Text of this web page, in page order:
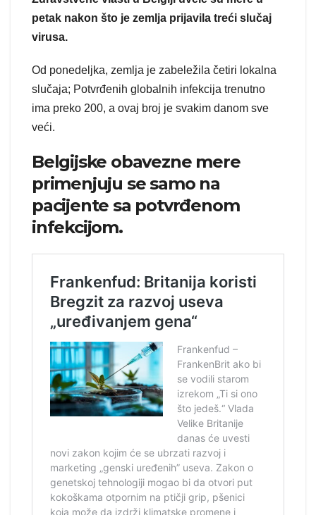
petak nakon što je zemlja prijavila treći slučaj
virusa.
Od ponedeljka, zemlja je zabeležila četiri lokalna
slučaja; Potvrđenih globalnih infekcija trenutno
ima preko 200, a ovaj broj je svakim danom sve
veći.
Belgijske obavezne mere
primenjuju se samo na
pacijente sa potvrđenom
infekcijom.